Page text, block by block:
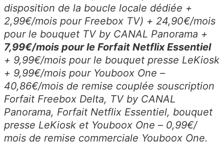
disposition de la boucle locale dédiée +
2,99€/mois pour Freebox TV) + 24,90€/mois
pour le bouquet TV by CANAL Panorama +
7,99€/mois pour le Forfait Netflix Essentiel
+ 9,99€/mois pour le bouquet presse LeKiosk
+ 9,99€/mois pour Youboox One –
40,86€/mois de remise couplée souscription
Forfait Freebox Delta, TV by CANAL
Panorama, Forfait Netflix Essentiel, bouquet
presse LeKiosk et Youboox One – 0,99€/
mois de remise commerciale Youboox One.